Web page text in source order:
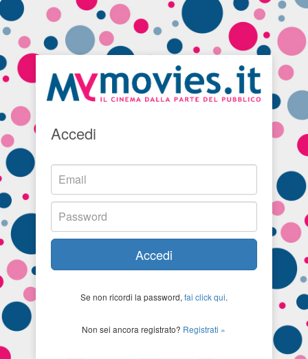
Accedi
Accedi
Se non ricordi la password, fai click qui.
Non sei ancora registrato? Registrati »